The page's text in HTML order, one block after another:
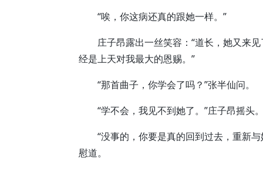
“唉，你这病还真的跟她一样。”
庄子昂露出一丝笑容：“道长，她又来见
经是上天对我最大的恩赐。”
“那首曲子，你学会了吗？”张半仙问。
“学不会，我见不到她了。”庄子昂摇头
“没事的，你要是真的回到过去，重新与
慰道。